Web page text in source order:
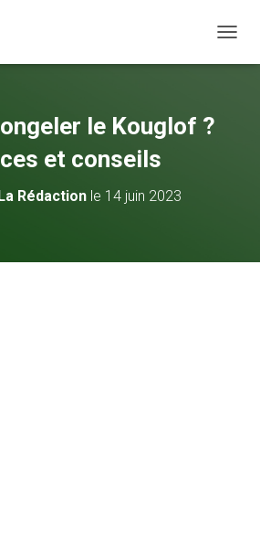
le Kouglof ?
et conseils
Rédactionle 14 juin 2023